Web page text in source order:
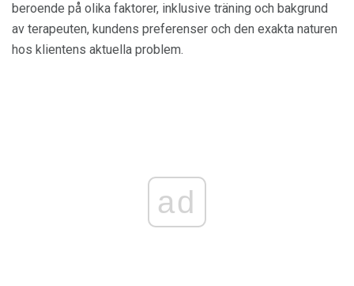
beroende på olika faktorer, inklusive träning och bakgrund
av terapeuten, kundens preferenser och den exakta naturen
hos klientens aktuella problem.
ad